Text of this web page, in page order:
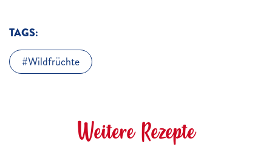
TAGS:
Wildfrüchte
Weitere Rezepte